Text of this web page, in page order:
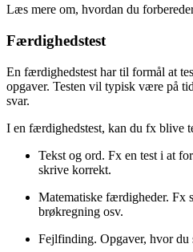
Læs mere om, hvordan du
Færdighedstest
En færdighedstest har til formål at
opgaver. Testen vil typisk være på
svar.
I en færdighedstest, kan du fx blive
Tekst og ord. Fx en test i at
skrive korrekt.
Matematiske færdigheder. Fx
brøkregning osv.
Fejlfinding. Opgaver, hvor du